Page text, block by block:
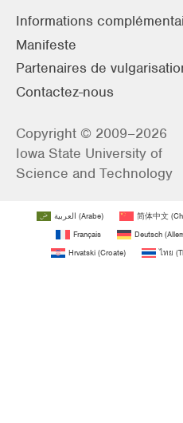
Informations
Manifeste
Partenaires de
Contactez-nous
Copyright © 2009–2026
Iowa State University of
Science and Technology
العربية (Arabe) 简体中文 (
Français
Deutsch (
Hrvatski (Croate) ไทย (